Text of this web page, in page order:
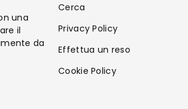
una
il
da
Cerca
Privacy Policy
Effettua un reso
Cookie Policy